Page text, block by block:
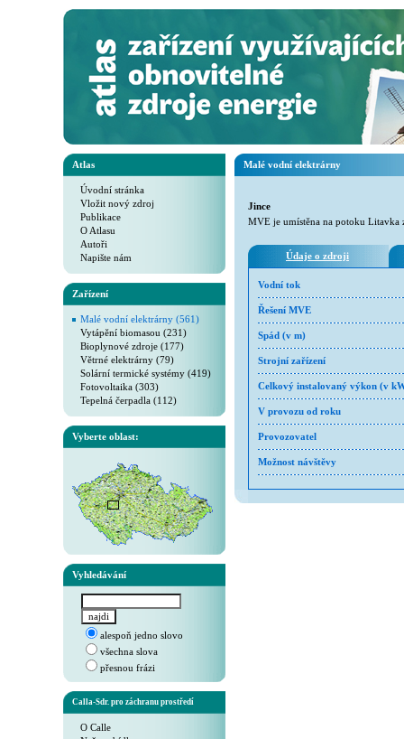
Atlas
Úvodní stránka
Vložit nový zdroj
Publikace
O Atlasu
Autoři
Napište nám
Zařízení
Malé vodní elektrárny (561)
Vytápění biomasou (231)
Bioplynové zdroje (177)
Větrné elektrárny (79)
Solární termické systémy (419)
Fotovoltaika (303)
Tepelná čerpadla (112)
Vyberte oblast:
Vyhledávání
alespoň jedno slovo
všechna slova
přesnou frázi
Calla-Sdr. pro záchranu prostředí
O Calle
Malé vodní elektrárny
Jince
MVE je umístěna na potoku Litavka
Údaje o zdroji
Vodní tok
Řešení MVE
Spád (v m)
Strojní zařízení
Celkový instalovaný výkon (v
V provozu od roku
Provozovatel
Možnost návštěvy